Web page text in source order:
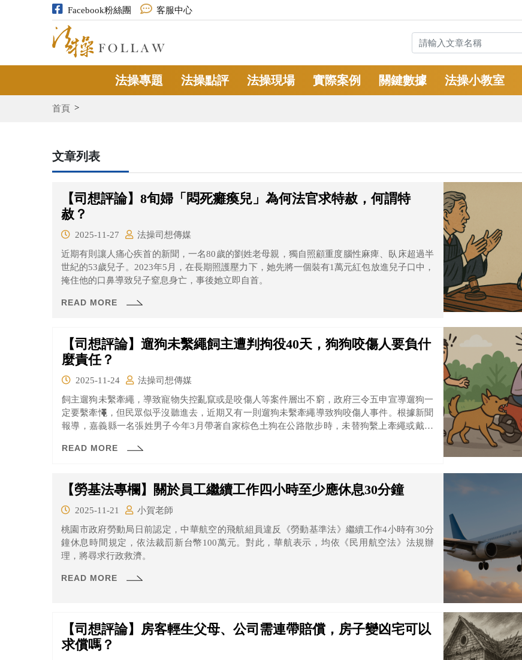
Facebook粉絲團 客服中心
法操專題 法操點評 法操現場 實際案例 關鍵數據 法操小教室
首頁
文章列表
【司想評論】8旬婦「悶死癱瘓兒」為何法官求特赦，何謂特
赦？
2025-11-27
法操司想傳媒
近期有則讓人痛心疾首的新聞，一名80歲的劉姓老母親，獨自照顧重度腦性麻痺、臥床超過半
世紀的53歲兒子。2023年5月，在長期照護壓力下，她先將一個裝有1萬元紅包放進兒子口中，
掩住他的口鼻導致兒子窒息身亡，事後她立即自首。
READ MORE
【司想評論】遛狗未繫繩飼主遭判拘役40天，狗狗咬傷人要負什
麼責任？
2025-11-24
法操司想傳媒
飼主遛狗未繫牽繩，導致寵物失控亂竄或是咬傷人等案件層出不窮，政府三令五申宣導遛狗一
定要繫牽憴，但民眾似乎沒聽進去，近期又有一則遛狗未繫牽繩導致狗咬傷人事件。根據新聞
報導，嘉義縣一名張姓男子今年3月帶著自家棕色土狗在公路散步時，未替狗繫上牽繩或戴口
READ MORE
【勞基法專欄】關於員工繼續工作四小時至少應休息30分鐘
2025-11-21
小賀老師
桃園市政府勞動局日前認定，中華航空的飛航組員違反《勞動基準法》繼續工作4小時有30分
鐘休息時間規定，依法裁罰新台幣100萬元。對此，華航表示，均依《民用航空法》法規辦
理，將尋求行政救濟。
READ MORE
【司想評論】房客輕生父母、公司需連帶賠償，房子變凶宅可以
求償嗎？